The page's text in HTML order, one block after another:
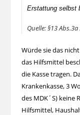
Erstattung selbst
Quelle: §13 Abs.3a
Würde sie das
das Hilfsmittel
die Kasse tragen.
Krankenkasse, 3
des MDK´S) keine
Hilfsmittel,